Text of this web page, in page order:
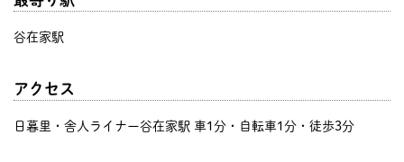
谷在家駅
アクセス
日暮里・舎人ライナー谷在家駅 車1分・自転車1分・徒歩3分